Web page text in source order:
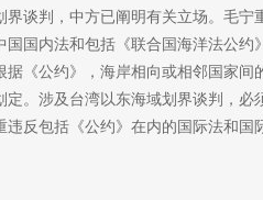
谈判，中方已阐明有关立场。毛宁
国内法和包括《联合国海洋法公约
《公约》，海岸相向或相邻国家间
。涉及台湾以东海域划界谈判，必
反包括《公约》在内的国际法和国